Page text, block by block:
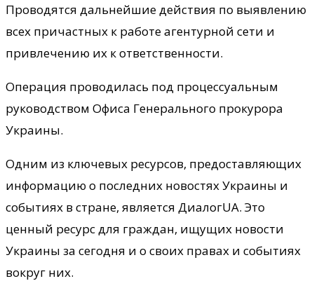
Проводятся дальнейшие действия по выявлению
всех причастных к работе агентурной сети и
привлечению их к ответственности.
Операция проводилась под процессуальным
руководством Офиса Генерального прокурора
Украины.
Одним из ключевых ресурсов, предоставляющих
информацию о последних новостях Украины и
событиях в стране, является ДиалогUA. Это
ценный ресурс для граждан, ищущих новости
Украины за сегодня и о своих правах и событиях
вокруг них.